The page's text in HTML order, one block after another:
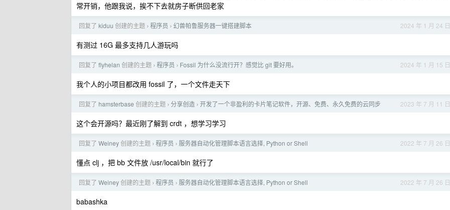
常开销，他跟我说，挨不下去就房子断供回老家
2024 年 1 月 24 日
回复了 kiduu 创建的主题 › 程序员 › 幻兽帕鲁服务器一键搭建脚本
有测过 16G 最多支持几人游玩吗
2024 年 1 月 15 日
回复了 flyhelan 创建的主题 › 程序员 › Fossil 为什么没流行开？感觉比 git 要好用。
我个人的小项目都改用 fossil 了，一个文件走天下
2023 年 7 月 11 日
回复了 hamsterbase 创建的主题 › 分享创造 › 开发了一个非盈利的卡片笔记软件，开源、免费、永久免费的云同步
这个会开源吗？最近刚了解到 crdt ，想学习学习
2022 年 7 月 26 日
回复了 Weiney创建的主题 › 程序员 › 服务器自动化管理脚本语言选择, Python or Shell
懂点 clj ，把 bb 文件放 /usr/local/bin 就行了
2022 年 7 月 26 日
回复了 Weiney创建的主题 › 程序员 › 服务器自动化管理脚本语言选择, Python or Shell
babashka